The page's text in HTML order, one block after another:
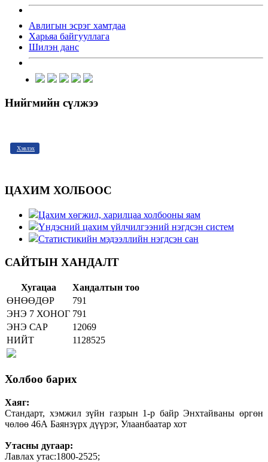
Авлигын эсрэг хамтдаа
Харьяа байгууллага
Шилэн данс
Нийгмийн сүлжээ
Хэвлэх
ЦАХИМ ХОЛБООС
Цахим хөгжил, харилцаа холбооны яам
Үндэсний цахим үйлчилгээний нэгдсэн систем
Статистикийн мэдээллийн нэгдсэн сан
САЙТЫН ХАНДАЛТ
Хугацаа
Хандалтын тоо
ӨНӨӨДӨР
791
ЭНЭ 7 ХОНОГ 791
ЭНЭ САР
12069
НИЙТ
1128525
Холбоо барих
Хаяг:
Стандарт, хэмжил зүйн газрын 1-р байр Энхтайваны өргөн
чөлөө 46А Баянзүрх дүүрэг, Улаанбаатар хот
Утасны дугаар:
Лавлах утас:1800-2525;